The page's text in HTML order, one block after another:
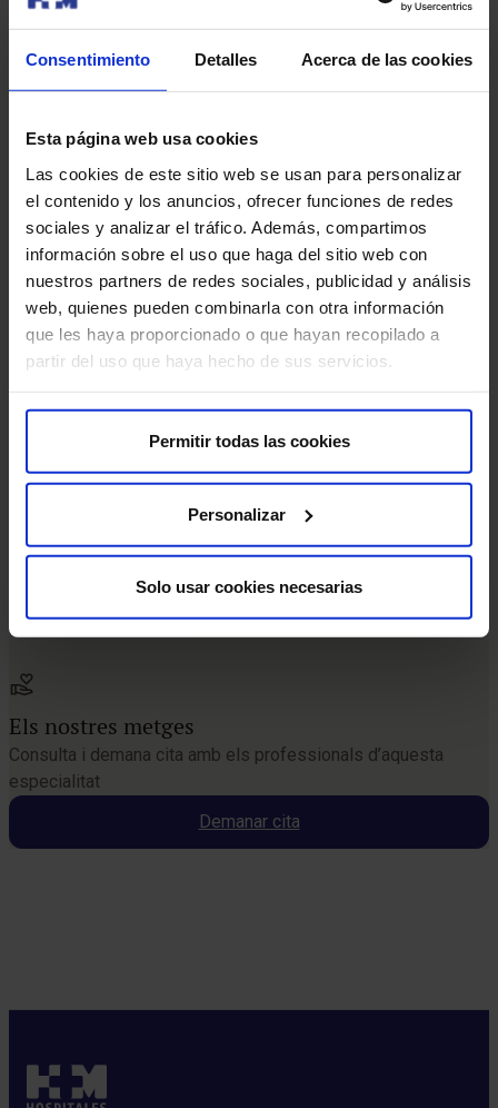
Consentimiento Detalles Acerca de las cookies
Esta página web usa cookies
Las cookies de este sitio web se usan para personalizar
el contenido y los anuncios, ofrecer funciones de redes
sociales y analizar el tráfico. Además, compartimos
información sobre el uso que haga del sitio web con
nuestros partners de redes sociales, publicidad y análisis
web, quienes pueden combinarla con otra información
que les haya proporcionado o que hayan recopilado a
partir del uso que haya hecho de sus servicios.
Permitir todas las cookies
Personalizar
Solo usar cookies necesarias
Distracció maxil·lo-mandibular.
Reconstruccions òssies facials.
Extirpació de quists i tumors orals.
Diagnòstic i tractament de quists i tumors cervicals.
A HM Nens, tenim com a objectiu millorar tant la funció
com l’estètica facial, amb especial atenció al creixement
del nen i al seu benestar emocional.
Els nostres metges
Consulta i demana cita amb els professionals d’aquesta
especialitat
Demanar cita